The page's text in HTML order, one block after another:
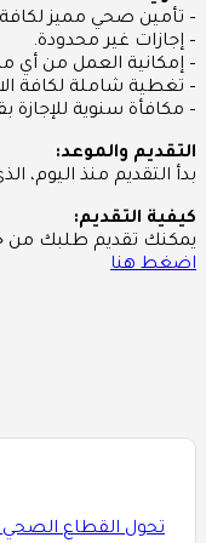
– تأمين صحي مميز
– إجازات غير محدودة.
– إمكانية العمل من أي
– تغطية شاملة لكافة
– مكافأة سنوية للإجازة بقيمة
التقديم والموعد:
بدأ التقديم منذ اليوم، الذي يوافق السبت 3 من شهر رمضان
كيفية التقديم:
يمكنك تقديم طلبك من
اضغط هنا
تحول القطاع الصحي